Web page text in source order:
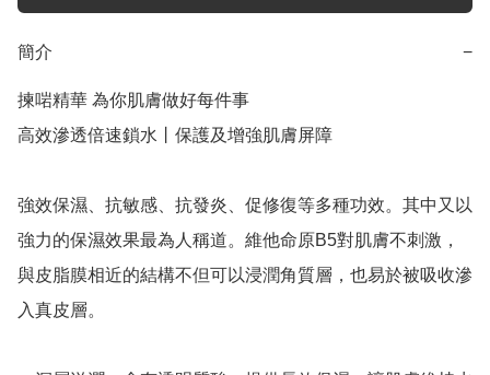
簡介 −
揀啱精華 為你肌膚做好每件事
高效滲透倍速鎖水丨保護及增強肌膚屏障
強效保濕、抗敏感、抗發炎、促修復等多種功效。其中又以
強力的保濕效果最為人稱道。維他命原B5對肌膚不刺激，
與皮脂膜相近的結構不但可以浸潤角質層，也易於被吸收滲
入真皮層。